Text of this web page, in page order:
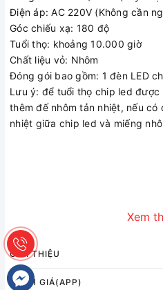
Điện áp: AC 220V (Không cần
Góc chiếu xạ: 180 độ
Tuổi thọ: khoảng 10.000 giờ
Chất liệu vỏ: Nhôm
Đóng gói bao gồm: 1 đèn LED
Lưu ý: để tuổi thọ chip led
thêm đế nhôm tản nhiệt, nếu có
nhiệt giữa chip led và miếng
Xem
GIỚI THIỆU
ĐÁNH GIÁ(APP)